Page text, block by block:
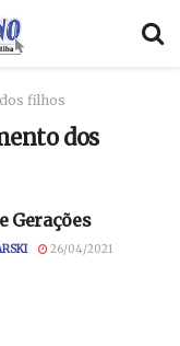
filhos
dos
Gerações
26/04/2021